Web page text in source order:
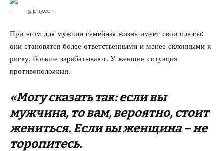
giphy.com
При этом для мужчин семейная жизнь имеет свои плюсы:
они становятся более ответственными и менее склонными к
риску, больше зарабатывают. У женщин ситуация
противоположная.
«Могу сказать так: если вы
мужчина, то вам, вероятно, стоит
жениться. Если вы женщина – не
торопитесь.